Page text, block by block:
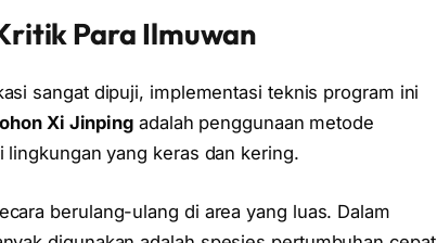
Para Ilmuwan
sangat dipuji, implementasi teknis program ini
Xi Jinping adalah penggunaan metode
yang keras dan kering.
berulang-ulang di area yang luas. Dalam